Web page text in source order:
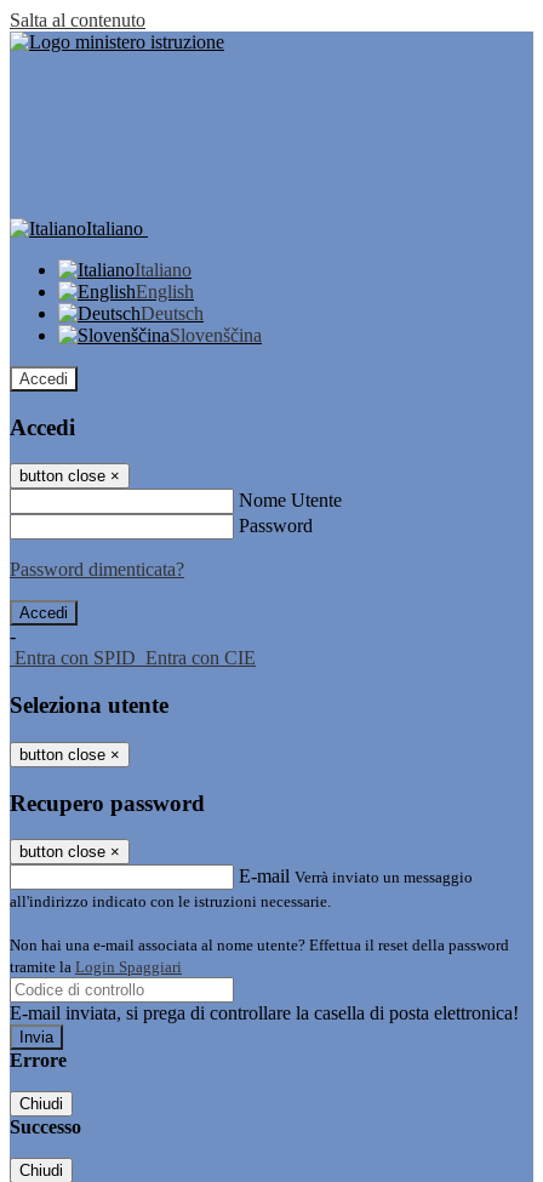
Salta al contenuto
Italiano
Italiano
English
Deutsch
Slovenščina
Accedi
Accedi
button close ×
Nome Utente
Password
Password dimenticata?
-
Entra con SPID Entra con CIE
Seleziona utente
button close ×
Recupero password
button close ×
E-mail Verrà inviato un messaggio
all'indirizzo indicato con le istruzioni necessarie.
Non hai una e-mail associata al nome utente? Effettua il reset della password
tramite la Login Spaggiari
E-mail inviata, si prega di controllare la casella di posta elettronica!
Errore
Chiudi
Successo
Chiudi